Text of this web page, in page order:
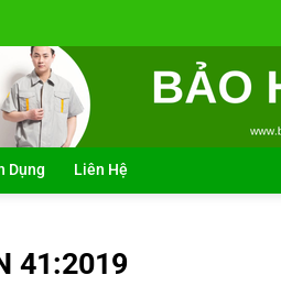
Dụng Liên Hệ
41:2019